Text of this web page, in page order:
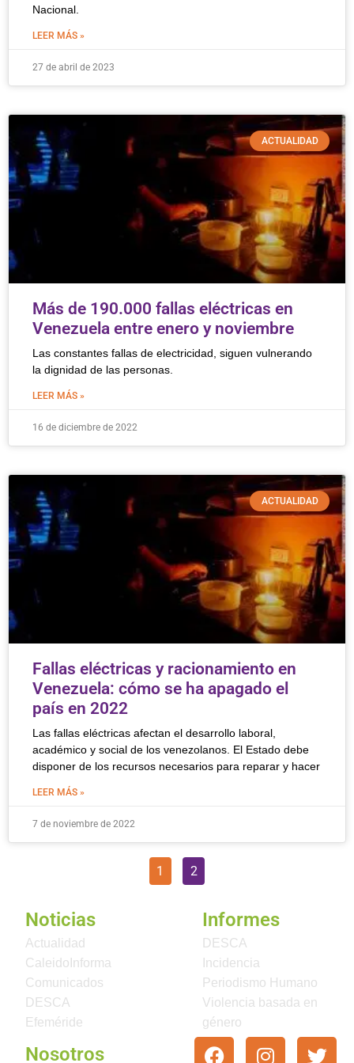
Nacional.
LEER MÁS »
27 de abril de 2023
ACTUALIDAD
Más de 190.000 fallas eléctricas en
Venezuela entre enero y noviembre
Las constantes fallas de electricidad, siguen vulnerando
la dignidad de las personas.
LEER MÁS »
16 de diciembre de 2022
ACTUALIDAD
Fallas eléctricas y racionamiento en
Venezuela: cómo se ha apagado el
país en 2022
Las fallas eléctricas afectan el desarrollo laboral,
académico y social de los venezolanos. El Estado debe
disponer de los recursos necesarios para reparar y hacer
LEER MÁS »
7 de noviembre de 2022
1 2
Noticias
Actualidad
CaleidoInforma
Comunicados
DESCA
Efeméride
Informes
DESCA
Incidencia
Periodismo Humano
Violencia basada en
género
Nosotros